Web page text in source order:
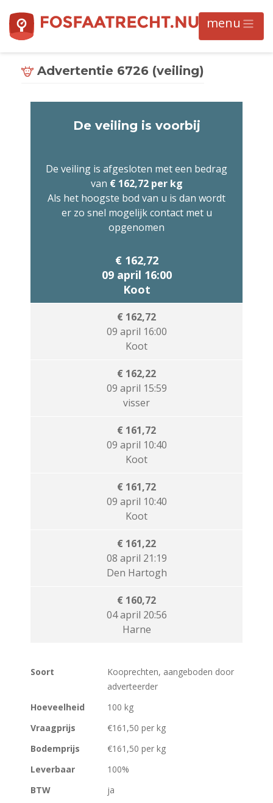
Advertentie 6726 (veiling)
Soort
Kooprechten, aangeboden door
adverteerder
Hoeveelheid
100 kg
Vraagprijs
€161,50 per kg
Bodemprijs
€161,50 per kg
Leverbaar
100%
BTW
ja
De veiling is voorbij
De veiling is afgesloten met een bedrag
van € 162,72 per kg
Als het hoogste bod van u is dan wordt
er zo snel mogelijk contact met u
opgenomen
€ 162,72
09 april 16:00
Koot
€ 162,72
09 april 16:00
Koot
€ 162,22
09 april 15:59
visser
€ 161,72
09 april 10:40
Koot
€ 161,72
09 april 10:40
Koot
€ 161,22
08 april 21:19
Den Hartogh
€ 160,72
04 april 20:56
Harne